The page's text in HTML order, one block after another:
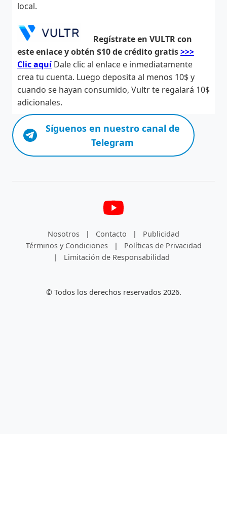
local.
Regístrate en VULTR con
este enlace y obtén $10 de crédito gratis>>>
Clic aquíDale clic al enlace e inmediatamente
crea tu cuenta. Luego deposita al menos 10$ y
cuando se hayan consumido, Vultr te regalará 10$
adicionales.
Síguenos en nuestro canal de
Telegram
Nosotros | Contacto |
Publicidad
Términos y Condiciones
|
Políticas de Privacidad
|
Limitación de Responsabilidad
© Todos los derechos reservados 2026.